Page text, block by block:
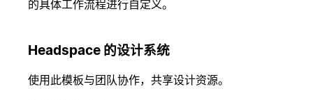
的具体工作流程进行自定义。
Headspace 的设计系统
使用此模板与团队协作，共享设计资源。